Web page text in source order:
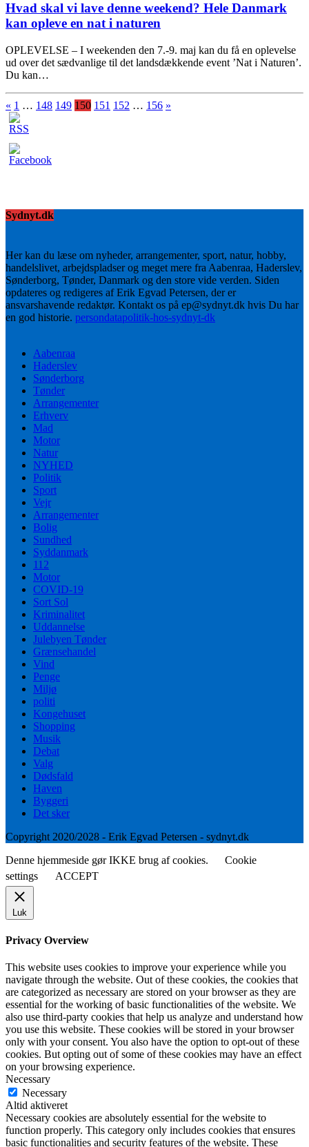
Hvad skal vi lave denne weekend? Hele Danmark
kan opleve en nat i naturen
OPLEVELSE – I weekenden den 7.-9. maj kan du få en oplevelse
ud over det sædvanlige til det landsdækkende event ’Nat i Naturen’.
Du kan…
« 1 … 148 149 150 151 152 … 156 »
Sydnyt.dk
Her kan du læse om nyheder, arrangementer, sport, natur, hobby,
handelslivet, arbejdspladser og meget mere fra Aabenraa, Haderslev,
Sønderborg, Tønder, Danmark og den store vide verden. Siden
opdateres og redigeres af Erik Egvad Petersen, der er
ansvarshavende redaktør. Kontakt os på ep@sydnyt.dk hvis Du har
en god historie. persondatapolitik-hos-sydnyt-dk
Aabenraa
Haderslev
Sønderborg
Tønder
Arrangementer
Erhverv
Mad
Motor
Natur
NYHED
Politik
Sport
Vejr
Arrangementer
Bolig
Sundhed
Syddanmark
112
Motor
COVID-19
Sort Sol
Kriminalitet
Uddannelse
Julebyen Tønder
Grænsehandel
Vind
Penge
Miljø
politi
Kongehuset
Shopping
Musik
Debat
Valg
Dødsfald
Haven
Byggeri
Det sker
Copyright 2020/2028 - Erik Egvad Petersen - sydnyt.dk
Denne hjemmeside gør IKKE brug af cookies.
Cookie
settings
ACCEPT
Luk
Privacy Overview
This website uses cookies to improve your experience while you
navigate through the website. Out of these cookies, the cookies that
are categorized as necessary are stored on your browser as they are
essential for the working of basic functionalities of the website. We
also use third-party cookies that help us analyze and understand how
you use this website. These cookies will be stored in your browser
only with your consent. You also have the option to opt-out of these
cookies. But opting out of some of these cookies may have an effect
on your browsing experience.
Necessary
Necessary
Altid aktiveret
Necessary cookies are absolutely essential for the website to
function properly. This category only includes cookies that ensures
basic functionalities and security features of the website. These